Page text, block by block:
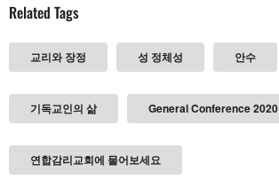
Related Tags
교리와 장정 성 정체성 안수
기독교인의 삶 General Conference 2020
연합감리교회에 물어보세요